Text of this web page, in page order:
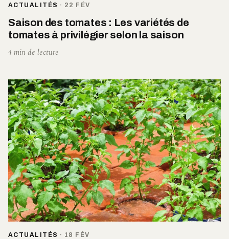
ACTUALITÉS · 22 FÉV
Saison des tomates : Les variétés de
tomates à privilégier selon la saison
4 min de lecture
ACTUALITÉS · 18 FÉV